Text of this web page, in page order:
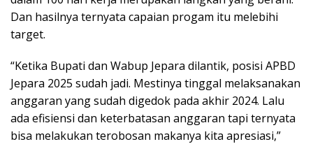
Dan hasilnya ternyata capaian progam itu melebihi
target.
“Ketika Bupati dan Wabup Jepara dilantik, posisi APBD
Jepara 2025 sudah jadi. Mestinya tinggal melaksanakan
anggaran yang sudah digedok pada akhir 2024. Lalu
ada efisiensi dan keterbatasan anggaran tapi ternyata
bisa melakukan terobosan makanya kita apresiasi,”